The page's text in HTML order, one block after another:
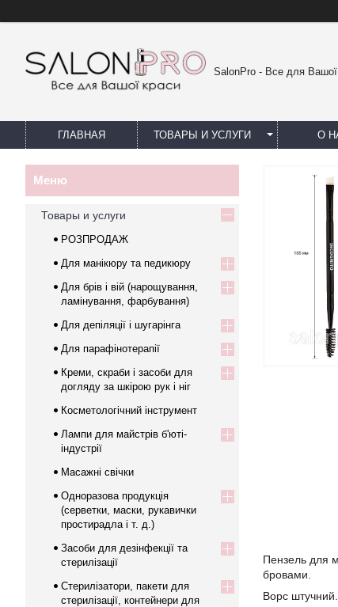
SalonPro - Все для Вашої
ГЛАВНАЯ ТОВАРЫ И УСЛУГИ О
Пензель для
бровами.
Ворс штучний.
Товары и услуги
РОЗПРОДАЖ
Для манікюру та педикюру
Для брів і вій (нарощування,
ламінування, фарбування)
Для депіляції і шугарінга
Для парафінотерапії
Креми, скраби і засоби для
догляду за шкірою рук і ніг
Косметологічний інструмент
Лампи для майстрів б'юті-
індустрії
Масажні свічки
Одноразова продукція
(серветки, маски, рукавички
простирадла і т. д.)
Засоби для дезінфекції та
стерилізації
Стерилізатори, пакети для
стерилізації, контейнери для